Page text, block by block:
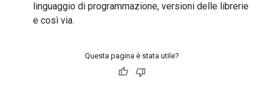
linguaggio di programmazione, versioni delle librerie
e così via.
Questa pagina è stata utile?